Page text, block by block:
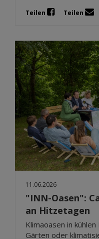
Teilen Teilen
11.06.2026
"INN-Oasen":
an Hitzetagen
Klimaoasen in
Gärten oder